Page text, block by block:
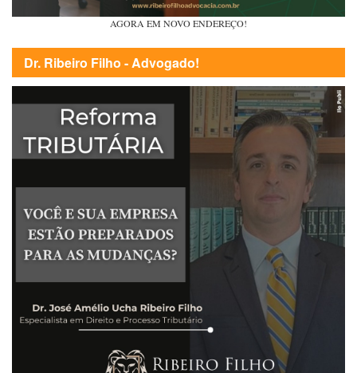
AGORA EM NOVO ENDEREÇO!
Dr. Ribeiro Filho - Advogado!